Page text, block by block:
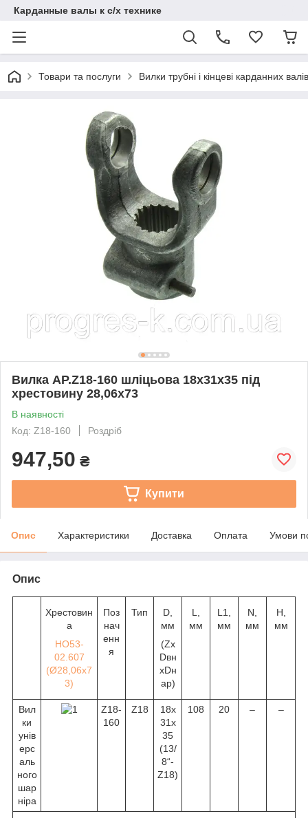
Карданные валы к с/х технике
Товари та послуги Вилки трубні і кінцеві карданних валів
Вилка AP.Z18-160 шліцьова 18х31х35 під
хрестовину 28,06х73
В наявності
Код: Z18-160
Роздріб
947,50 ₴
Купити
Опис Характеристики Доставка Оплата Умови
Опис
Хрестовин
а
HO53-
02.607
(Ø28,06х7
3)
Поз
нач
енн
я
Тип
D,
мм
(Zx
Dвн
хDн
ар)
L,
мм
L1,
мм
N,
мм
H,
мм
Вил
ки
унів
ерс
аль
ного
шар
ніра
Z18-
160
Z18
18х
31х
35
(13/
8“-
Z18)
108 20 – –